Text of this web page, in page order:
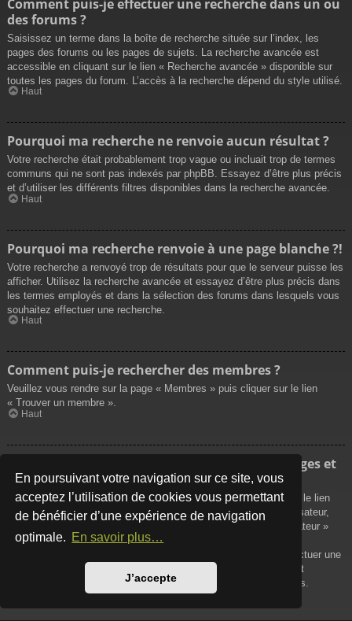
En poursuivant votre navigation sur ce site, vous
acceptez l’utilisation de cookies vous permettant
de bénéficier d’une expérience de navigation
optimale. En savoir plus…
J’accepte
Comment puis-je effectuer une recherche dans un ou
des forums ?
Saisissez un terme dans la boîte de recherche située sur l’index, les
pages des forums ou les pages de sujets. La recherche avancée est
accessible en cliquant sur le lien « Recherche avancée » disponible sur
toutes les pages du forum. L’accès à la recherche dépend du style utilisé.
Haut
Pourquoi ma recherche ne renvoie aucun résultat ?
Votre recherche était probablement trop vague ou incluait trop de termes
communs qui ne sont pas indexés par phpBB. Essayez d’être plus précis
et d’utiliser les différents filtres disponibles dans la recherche avancée.
Haut
Pourquoi ma recherche renvoie à une page blanche ?!
Votre recherche a renvoyé trop de résultats pour que le serveur puisse les
afficher. Utilisez la recherche avancée et essayez d’être plus précis dans
les termes employés et dans la sélection des forums dans lesquels vous
souhaitez effectuer une recherche.
Haut
Comment puis-je rechercher des membres ?
Veuillez vous rendre sur la page « Membres » puis cliquer sur le lien
« Trouver un membre ».
Haut
Comment puis-je retrouver mes propres messages et
sujets ?
Vos propres messages peuvent être affichés soit en cliquant sur le lien
« Afficher vos messages » dans le panneau de contrôle de l’utilisateur,
soit en cliquant sur le lien « Rechercher les messages de l’utilisateur »
sur la page de votre propre profil ou soit en cliquant sur le menu
« Raccourcis » situé sur la partie supérieure du forum. Pour effectuer une
recherche de vos propres sujets, utilisez la recherche avancée et
remplissez convenablement les options qui vous sont disponibles.